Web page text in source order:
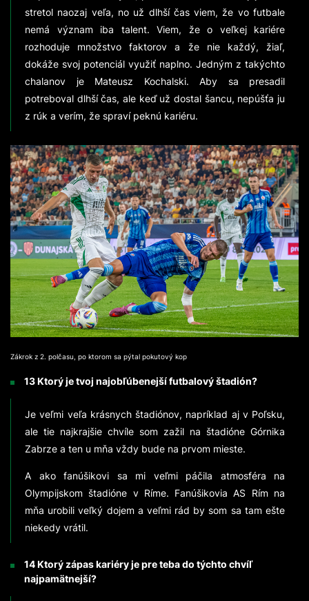
stretol naozaj veľa, no už dlhší čas viem, že vo futbale
nemá význam iba talent. Viem, že o veľkej kariére
rozhoduje množstvo faktorov a že nie každý, žiaľ,
dokáže svoj potenciál využiť naplno. Jedným z takýchto
chalanov je Mateusz Kochalski. Aby sa presadil
potreboval dlhší čas, ale keď už dostal šancu, nepúšťa ju
z rúk a verím, že spraví peknú kariéru.
Zákrok z 2. polčasu, po ktorom sa pýtal pokutový kop
13 Ktorý je tvoj najobľúbenejší futbalový štadión?
Je veľmi veľa krásnych štadiónov, napríklad aj v Poľsku,
ale tie najkrajšie chvíle som zažil na štadióne Górnika
Zabrze a ten u mňa vždy bude na prvom mieste.
A ako fanúšikovi sa mi veľmi páčila atmosféra na
Olympijskom štadióne v Ríme. Fanúšikovia AS Rím na
mňa urobili veľký dojem a veľmi rád by som sa tam ešte
niekedy vrátil.
14 Ktorý zápas kariéry je pre teba do týchto chvíľ
najpamätnejší?